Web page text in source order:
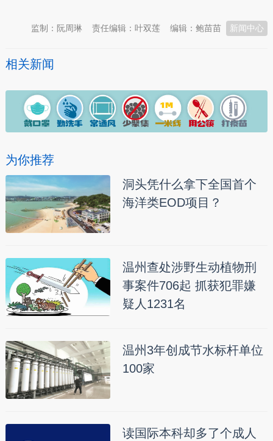
新闻中心
编辑：鲍苗苗
责任编辑：叶双莲
监制：阮周琳
相关新闻
为你推荐
洞头凭什么拿下全国首个
海洋类EOD项目？
温州查处涉野生动植物刑
事案件706起 抓获犯罪嫌
疑人1231名
温州3年创成节水标杆单位
100家
读国际本科却多了个成人